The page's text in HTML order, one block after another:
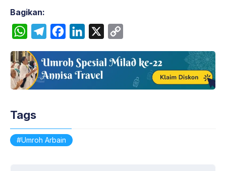
Bagikan:
W
a
t
s
p
p
l
e
g
m
c
e
b
k
n
k
e
p
L
Tags
Umroh Arbain